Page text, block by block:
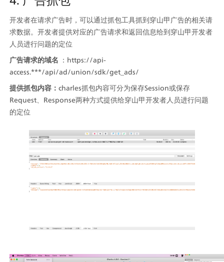
开发者在请求广告时，可以通过抓包工具抓到穿山甲广告的相关请
求数据。开发者提供对应的广告请求和返回信息给到穿山甲开发者
人员进行问题的定位
广告请求的域名 ：https://api-
access.***/api/ad/union/sdk/get_ads/
提供抓包内容：charles抓包内容可分为保存Session或保存
Request、Response两种方式提供给穿山甲开发者人员进行问题
的定位